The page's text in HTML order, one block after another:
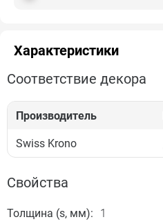
Характеристики
Соответствие декора
Производитель
Swiss Krono
Свойства
Толщина (s, мм):
1